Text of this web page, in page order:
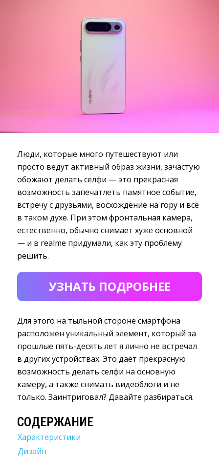
Люди, которые много путешествуют или
просто ведут активный образ жизни, зачастую
обожают делать селфи — это прекрасная
возможность запечатлеть памятное событие,
встречу с друзьями, восхождение на гору и всё
в таком духе. При этом фронтальная камера,
естественно, обычно снимает хуже основной
— и в realme придумали, как эту проблему
решить.
УЗНАТЬ ПОДРОБНЕЕ
Для этого на тыльной стороне смартфона
расположен уникальный элемент, который за
прошлые пять-десять лет я лично не встречал
в других устройствах. Это даёт прекрасную
возможность делать селфи на основную
камеру, а также снимать видеоблоги и не
только. Заинтриговал? Давайте разбираться.
СОДЕРЖАНИЕ
Характеристики
Дизайн